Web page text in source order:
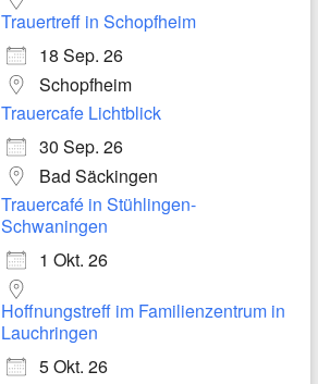
Trauertreff in Schopfheim
18 Sep. 26
Schopfheim
Trauercafe Lichtblick
30 Sep. 26
Bad Säckingen
Trauercafé in Stühlingen-
Schwaningen
1 Okt. 26
Hoffnungstreff im Familienzentrum in
Lauchringen
5 Okt. 26